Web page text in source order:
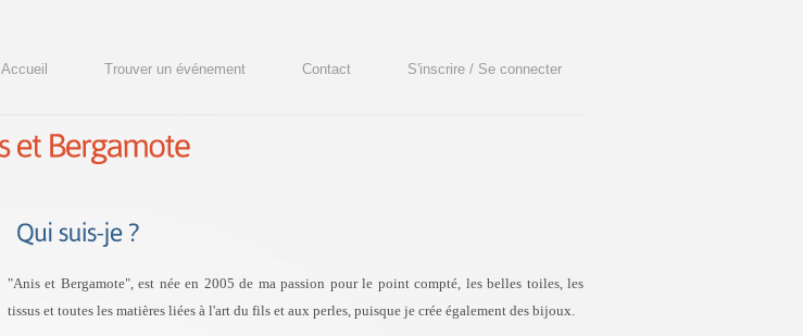
Accueil Trouver un événement Contact S'inscrire / Se connecter
"Anis et Bergamote", est née en 2005 de ma passion pour le point compté, les belles toiles, les
tissus et toutes les matières liées à l'art du fils et aux perles, puisque je crée également des bijoux.